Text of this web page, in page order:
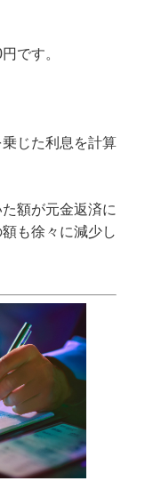
です。
じた利息を計算
額が元金返済に
も徐々に減少し